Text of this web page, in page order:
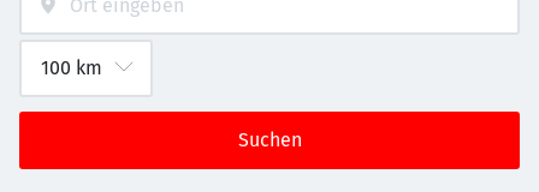
Suchen